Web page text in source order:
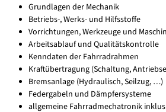
Grundlagen der Mechanik
Betriebs-, Werks- und Hilfsstoffe
Vorrichtungen, Werkzeuge und
Arbeitsablauf und Qualitätskontrolle
Kenndaten der Fahrradrahmen
Kraftübertragung (Schaltung,
Bremsanlage (Hydraulisch, Seilzug, …)
Federgabeln und Dämpfersysteme
allgemeine Fahrradmechatronik